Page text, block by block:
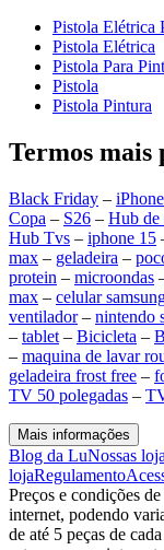
Pistola Elétrica
Pistola Elétrica
Pistola Para
Pistola
Pistola Pintura
Termos mais
Black Friday –
Copa – S26 – Hub de
Hub Tvs – iphone 15
max – geladeira –
protein – microondas
max – celular
ventilador– nintendo
– tablet – Bicicleta –
– maquina de lavar
geladeira frost free –
TV 50 polegadas –
Mais informações
Blog da LuNossas
lojaRegulamento
Preços e condições
internet, podendo
de até 5 peças de